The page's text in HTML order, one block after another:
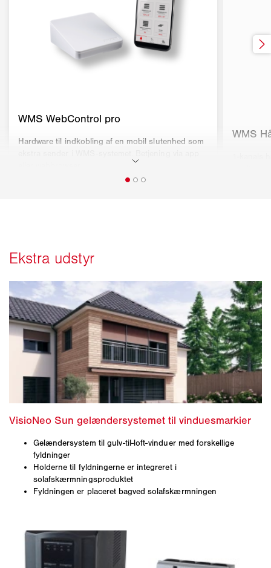
Gelændersystem til gulv-til-loft-vinduer med forskellige
fyldninger
Holderne til fyldningerne er integreret i
solafskærmningsproduktet
Fyldningen er placeret bagved solafskærmningen